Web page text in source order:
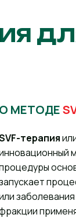
О МЕТОДЕ
терапия